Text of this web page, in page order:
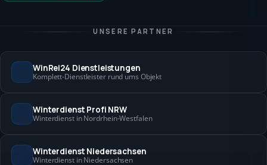
UNSERE PARTNER
WinRei24 Dienstleistungen
Komplett-Dienstleister rund ums Objekt
Winterdienst Profi NRW
Winterdienst in Nordrhein-Westfalen
Winterdienst Niedersachsen
Winterdienst in Niedersachsen